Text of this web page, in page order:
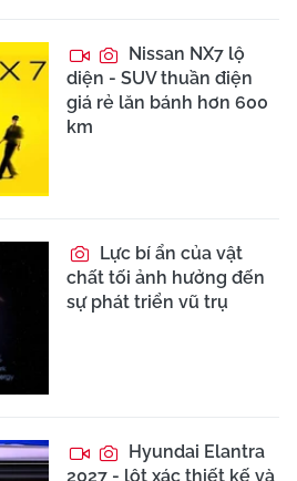
Nissan NX7 lộ
diện - SUV thuần điện
giá rẻ lăn bánh hơn 600
km
Lực bí ẩn của vật
chất tối ảnh hưởng đến
sự phát triển vũ trụ
Hyundai Elantra
2027 - lột xác thiết kế và